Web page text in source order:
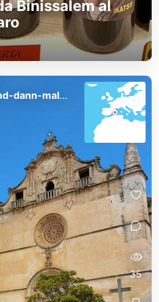
Binissalem al
wir-zwei-sind-dann-mal-weg
35